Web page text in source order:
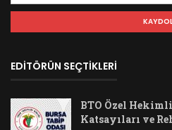
EDİTÖRÜN SEÇTİKLERİ
BTO Özel
Katsayıları ve